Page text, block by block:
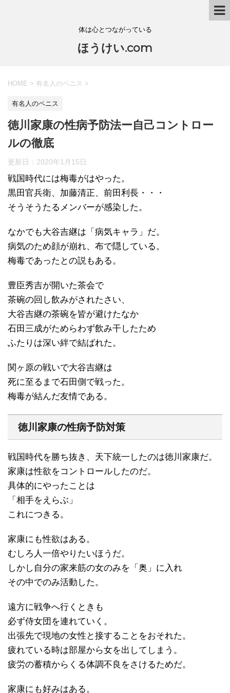
体は心とつながっている
ほうけい.com
HOME > 有名人のペニス >
有名人のペニス
徳川家康の性病予防法ー自己コントロー
ルの徹底
更新日： 2020年1月15日
戦国時代には梅毒がはやった。
黒田官兵衛、加藤清正、前田利長・・・
そうそうたるメンバーが感染した。
なかでも大谷吉継は「病気キャラ」だ。
病気のため顔が崩れ、布で隠している。
梅毒であったとの説もある。
豊臣秀吉が開いた茶会で
茶碗の回し飲みがされたさい、
大谷吉継の茶碗を皆が避けたなか
石田三成がためらわず飲み干したため
ふたりは深い絆で結ばれた。
関ヶ原の戦いで大谷吉継は
死に至るまで石田側で戦った。
梅毒が結んだ友情である。
徳川家康の性病予防対策
戦国時代を勝ち抜き、天下統一したのは徳川家康だ。
家康は性欲をコントロールしたのだ。
具体的にやったことは
「相手をえらぶ」
これにつきる。
家康にも性欲はある。
むしろ人一倍やりたいほうだ。
しかし自分の家来筋の女のみを「奥」に入れ
その中でのみ活動した。
遠方に戦争へ行くときも
必ず侍女団を連れていく。
出張先で現地の女性と接することをおそれた。
疲れている時は部屋から女を出してしまう。
疲労の蓄積からくる体調不良をさけるためだ。
家康にも好みはある。